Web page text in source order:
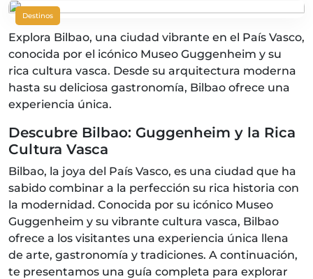
Destinos
Explora Bilbao, una ciudad vibrante en el País Vasco,
conocida por el icónico Museo Guggenheim y su
rica cultura vasca. Desde su arquitectura moderna
hasta su deliciosa gastronomía, Bilbao ofrece una
experiencia única.
Descubre Bilbao: Guggenheim y la Rica
Cultura Vasca
Bilbao, la joya del País Vasco, es una ciudad que ha
sabido combinar a la perfección su rica historia con
la modernidad. Conocida por su icónico Museo
Guggenheim y su vibrante cultura vasca, Bilbao
ofrece a los visitantes una experiencia única llena
de arte, gastronomía y tradiciones. A continuación,
te presentamos una guía completa para explorar